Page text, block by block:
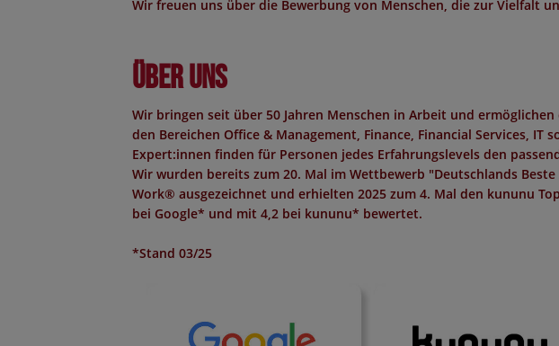
Wir freuen uns über die Bewerbung von Menschen, die zur Vielfalt
Über uns
Wir bringen seit über 50 Jahren Menschen in Arbeit und
den Bereichen Office & Management, Finance, Financial Services, IT
Expert:innen finden für Personen jedes Erfahrungslevels den
Wir wurden bereits zum 20. Mal im Wettbewerb "Deutschlands
Work® ausgezeichnet und erhielten 2025 zum 4. Mal den kununu
bei Google* und mit 4,2 bei kununu* bewertet.
*Stand 03/25